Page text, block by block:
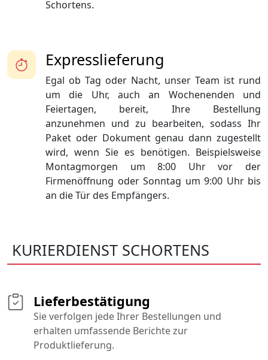
Schortens.
Expresslieferung
Egal ob Tag oder Nacht, unser Team ist rund
um die Uhr, auch an Wochenenden und
Feiertagen, bereit, Ihre Bestellung
anzunehmen und zu bearbeiten, sodass Ihr
Paket oder Dokument genau dann zugestellt
wird, wenn Sie es benötigen. Beispielsweise
Montagmorgen um 8:00 Uhr vor der
Firmenöffnung oder Sonntag um 9:00 Uhr bis
an die Tür des Empfängers.
KURIERDIENST SCHORTENS
Lieferbestätigung
Sie verfolgen jede Ihrer Bestellungen und
erhalten umfassende Berichte zur
Produktlieferung.